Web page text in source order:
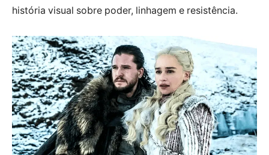
história visual sobre poder, linhagem e resistência.